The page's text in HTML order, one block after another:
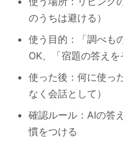
のうちは避ける）
使う目的：「調べも
OK、「宿題の答え
使った後：何に使っ
なく会話として）
確認ルール：AIの答
慣をつける